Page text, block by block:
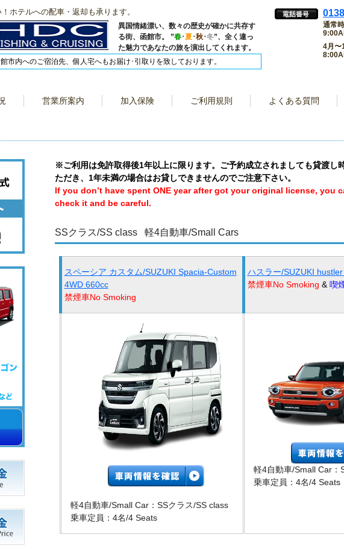
ホテルへの配車・返却も承ります。
異国情緒漂い、数々の歴史が確かに共存す
る街、函館市。 ”春･夏･秋･冬”、全く違っ
た魅力であなたの旅を演出してくれます。
市内へのご宿泊先、個人宅へもお届け･引取りを致しております。
通常
4月〜
営業所案内 加入保険 ご利用規則 よくある質問
※ご利用は免許取得後1年以上に限ります。ご予約成立されましても貸渡し
ただき、1年未満の場合はお貸しできませんのでご注意下さい。
If you don’t have spent ONE year after got your original license, you
check it and be careful.
SSクラス/SS class 軽4自動車/Small Cars
スペーシア カスタム/SUZUKI Spacia-Custom
4WD 660cc
禁煙車No Smoking
ハスラー/SUZUKI
禁煙車No Smoking & 喫
軽4自動車/Small Car：SSクラス/SS class
乗車定員：4名/4 Seats
軽4自動車/Small Car：
乗車定員：4名/4 Seats